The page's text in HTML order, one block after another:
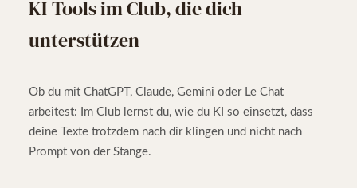
KI-Tools im Club, die dich
unterstützen
Ob du mit ChatGPT, Claude, Gemini oder Le Chat
arbeitest: Im Club lernst du, wie du KI so einsetzt, dass
deine Texte trotzdem nach dir klingen und nicht nach
Prompt von der Stange.